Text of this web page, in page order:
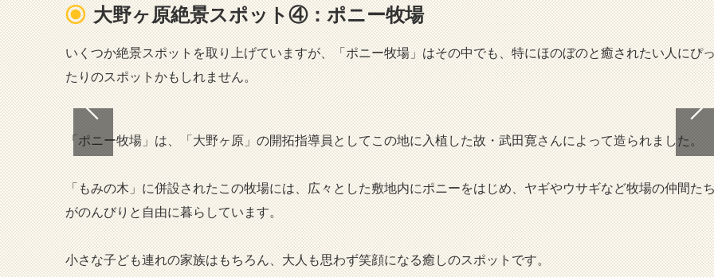
大野ヶ原絶景スポット④：ポニー牧場
いくつか絶景スポットを取り上げていますが、「ポニー牧場」はその中でも、特にほのぼのと癒されたい人にぴ
たりのスポットかもしれません。
「ポニー牧場」は、「大野ヶ原」の開拓指導員としてこの地に入植した故・武田寛さんによって造られました。
「もみの木」に併設されたこの牧場には、広々とした敷地内にポニーをはじめ、ヤギやウサギなど牧場の仲間た
がのんびりと自由に暮らしています。
小さな子ども連れの家族はもちろん、大人も思わず笑顔になる癒しのスポットです。